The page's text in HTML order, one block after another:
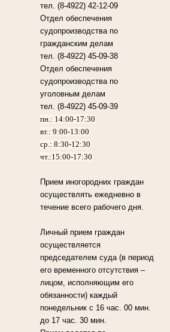
тел. (8-4922) 42-12-09
Отдел обеспечения
судопроизводства по
гражданским делам
тел. (8-4922) 45-09-38
Отдел обеспечения
судопроизводства по
уголовным делам
тел. (8-4922) 45-09-39
пн.: 14:00-17:30
вт.: 9:00-13:00
ср.: 8:30-12:30
чт.:15:00-17:30
Прием иногородних граждан
осуществлять ежедневно в
течение всего рабочего дня.
Личный прием граждан
осуществляется
председателем суда (в период
его временного отсутствия –
лицом, исполняющим его
обязанности) каждый
понедельник с 16 час. 00 мин.
до 17 час. 30 мин.